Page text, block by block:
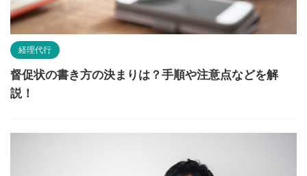
経理代行
督促状の書き方の決まりは？手順や注意点などを解
説！